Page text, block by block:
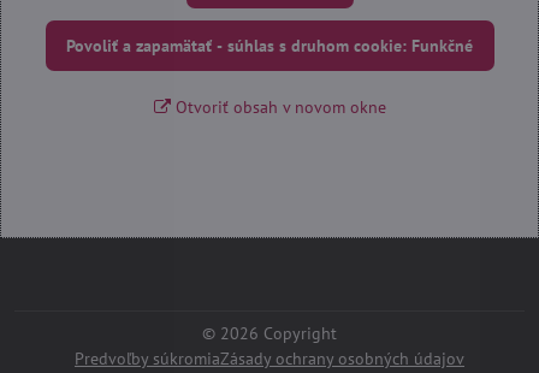
Povoliť a zapamätať - súhlas s druhom cookie: Funkčné
Otvoriť obsah v novom okne
© 2026 Copyright
Predvoľby súkromiaZásady ochrany osobných údajov